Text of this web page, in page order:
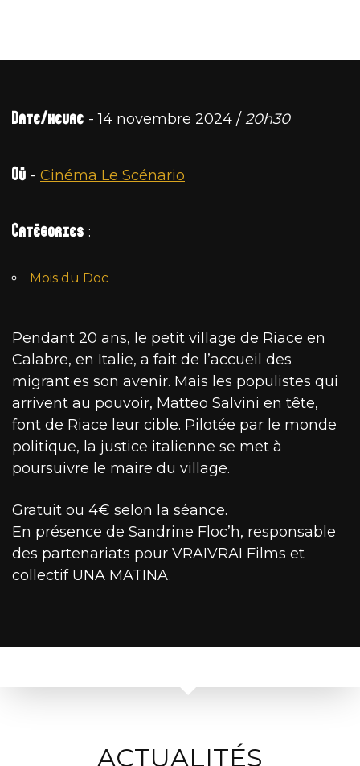
Date/heure - 14 novembre 2024 / 20h30
Où - Cinéma Le Scénario
Catégories :
Mois du Doc
Pendant 20 ans, le petit village de Riace en
Calabre, en Italie, a fait de l’accueil des
migrant·es son avenir. Mais les populistes qui
arrivent au pouvoir, Matteo Salvini en tête,
font de Riace leur cible. Pilotée par le monde
politique, la justice italienne se met à
poursuivre le maire du village.
Gratuit ou 4€ selon la séance.
En présence de Sandrine Floc’h, responsable
des partenariats pour VRAIVRAI Films et
collectif UNA MATINA.
ACTUALITÉS